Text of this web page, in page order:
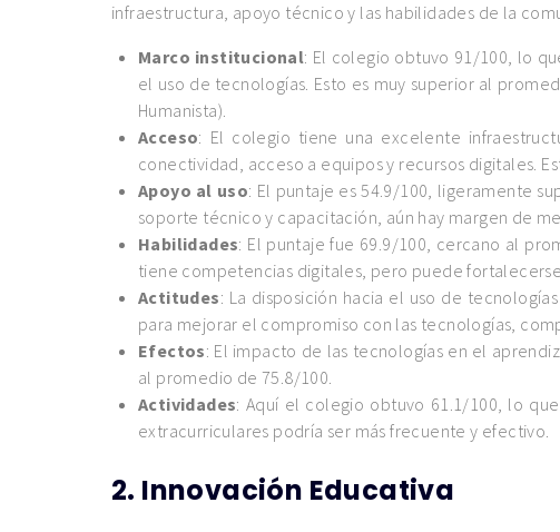
infraestructura, apoyo técnico y las habilidades de la
Marco institucional: El colegio obtuvo 91/100, lo
el uso de tecnologías. Esto es muy superior al
Humanista).
Acceso: El colegio tiene una excelente
conectividad, acceso a equipos y recursos digitales.
Apoyo al uso: El puntaje es 54.9/100, ligeramente
soporte técnico y capacitación, aún hay margen de
Habilidades: El puntaje fue 69.9/100, cercano al
tiene competencias digitales, pero puede
Actitudes: La disposición hacia el uso de
para mejorar el compromiso con las tecnologías,
Efectos: El impacto de las tecnologías en el
al promedio de 75.8/100.
Actividades: Aquí el colegio obtuvo 61.1/100, lo
extracurriculares podría ser más frecuente y efectivo.
2. Innovación Educativa